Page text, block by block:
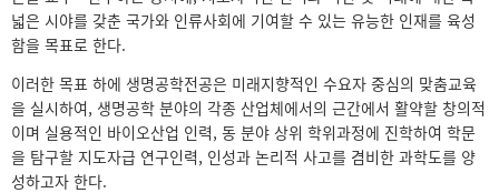
넓은 시야를 갖춘 국가와 인류사회에 기여할 수 있는 유능한 인재를 육성
함을 목표로 한다.
이러한 목표 하에 생명공학전공은 미래지향적인 수요자 중심의 맞춤교육
을 실시하여, 생명공학 분야의 각종 산업체에서의 근간에서 활약할 창의적
이며 실용적인 바이오산업 인력, 동 분야 상위 학위과정에 진학하여 학문
을 탐구할 지도자급 연구인력, 인성과 논리적 사고를 겸비한 과학도를 양
성하고자 한다.